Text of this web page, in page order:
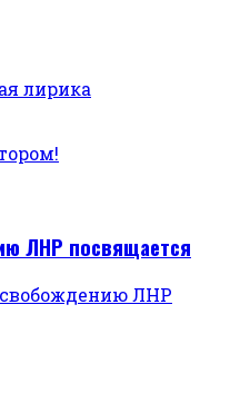
лирика
ЛНР посвящается